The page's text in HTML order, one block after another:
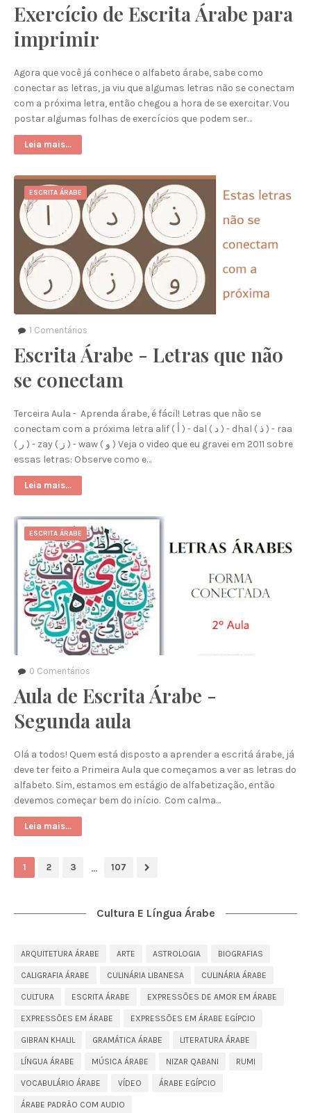
Exercício de Escrita Árabe para
imprimir
Agora que você já conhece o alfabeto árabe, sabe como
conectar as letras, ja viu que algumas letras não se conectam
com a próxima letra, então chegou a hora de se exercitar. Vou
postar algumas folhas de exercícios que podem ser…
Leia mais...
ESCRITA ÁRABE
1 Comentários
Escrita Árabe - Letras que não
se conectam
Terceira Aula - Aprenda árabe, é fácil! Letras que não se
conectam com a próxima letra alif ( أ ) - dal ( د ) - dhal ( ذ ) - raa
( ر ) - zay ( ز ) - waw ( و ) Veja o video que eu gravei em 2011 sobre
essas letras: Observe como e…
Leia mais...
ESCRITA ÁRABE
0 Comentários
Aula de Escrita Árabe -
Segunda aula
Olá a todos! Quem está disposto a aprender a escritá árabe, já
deve ter feito a Primeira Aula que começamos a ver as letras do
alfabeto. Sim, estamos em estágio de alfabetização, então
devemos começar bem do início. Com calma…
Leia mais...
1 2 3 ... 107
Cultura E Língua Árabe
ARQUITETURA ÁRABE ARTE ASTROLOGIA BIOGRAFIAS
CALIGRAFIA ÁRABE CULINÁRIA LIBANESA CULINÁRIA ÁRABE
CULTURA ESCRITA ÁRABE EXPRESSÕES DE AMOR EM ÁRABE
EXPRESSÕES EM ÁRABE EXPRESSÕES EM ÁRABE EGÍPCIO
GIBRAN KHALIL GRAMÁTICA ÁRABE LITERATURA ÁRABE
LÍNGUA ÁRABE MÚSICA ÁRABE NIZAR QABANI RUMI
VOCABULÁRIO ÁRABE VÍDEO ÁRABE EGÍPCIO
ÁRABE PADRÃO COM AUDIO